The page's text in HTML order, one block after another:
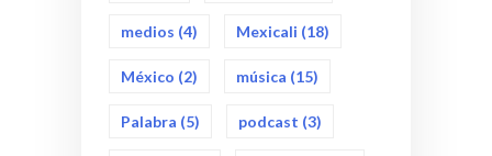
medios (4) Mexicali (18)
México (2) música (15)
Palabra (5) podcast (3)